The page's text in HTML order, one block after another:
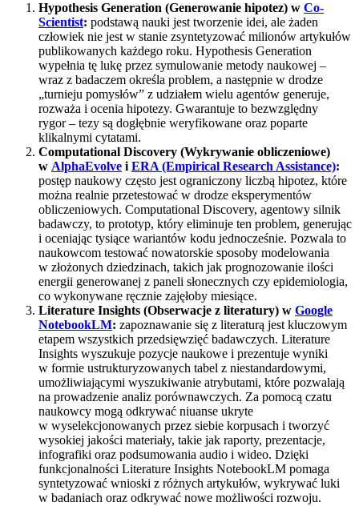
Hypothesis Generation (Generowanie hipotez) w Co-
Scientist: podstawą nauki jest tworzenie idei, ale żaden
człowiek nie jest w stanie zsyntetyzować milionów artykułów
publikowanych każdego roku. Hypothesis Generation
wypełnia tę lukę przez symulowanie metody naukowej –
wraz z badaczem określa problem, a następnie w drodze
„turnieju pomysłów” z udziałem wielu agentów generuje,
rozważa i ocenia hipotezy. Gwarantuje to bezwzględny
rygor – tezy są dogłębnie weryfikowane oraz poparte
klikalnymi cytatami.
Computational Discovery (Wykrywanie obliczeniowe)
w AlphaEvolve i ERA (Empirical Research Assistance):
postęp naukowy często jest ograniczony liczbą hipotez, które
można realnie przetestować w drodze eksperymentów
obliczeniowych. Computational Discovery, agentowy silnik
badawczy, to prototyp, który eliminuje ten problem, generując
i oceniając tysiące wariantów kodu jednocześnie. Pozwala to
naukowcom testować nowatorskie sposoby modelowania
w złożonych dziedzinach, takich jak prognozowanie ilości
energii generowanej z paneli słonecznych czy epidemiologia,
co wykonywane ręcznie zajęłoby miesiące.
Literature Insights (Obserwacje z literatury) w Google
NotebookLM: zapoznawanie się z literaturą jest kluczowym
etapem wszystkich przedsięwzięć badawczych. Literature
Insights wyszukuje pozycje naukowe i prezentuje wyniki
w formie ustrukturyzowanych tabel z niestandardowymi,
umożliwiającymi wyszukiwanie atrybutami, które pozwalają
na prowadzenie analiz porównawczych. Za pomocą czatu
naukowcy mogą odkrywać niuanse ukryte
w wyselekcjonowanych przez siebie korpusach i tworzyć
wysokiej jakości materiały, takie jak raporty, prezentacje,
infografiki oraz podsumowania audio i wideo. Dzięki
funkcjonalności Literature Insights NotebookLM pomaga
syntetyzować wnioski z różnych artykułów, wykrywać luki
w badaniach oraz odkrywać nowe możliwości rozwoju.